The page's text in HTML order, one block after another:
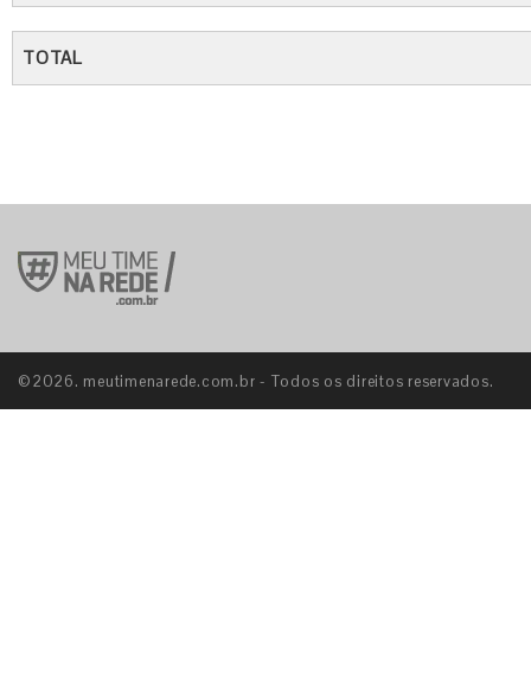
TOTAL
©2026. meutimenarede.com.br - Todos os direitos reservados.